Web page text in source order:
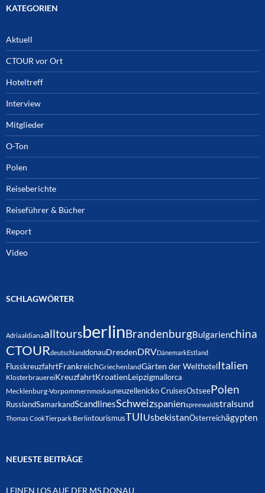
KATEGORIEN
Aktuell
CTOUR vor Ort
Hoteltreff
Interview
Mitglieder
O-Ton
Polen
Reiseberichte
Reiseführer & Bücher
Report
Video
SCHLAGWÖRTER
AdriaaldianaalltoursberlinBrandenburgBulgarienchina
CTOURdeutschlanddonauDresdenDRVDänemarkEstland
FlusskreuzfahrtFrankreichGriechenlandGärten der WelthotelItalien
KlosterbrauereiKreuzfahrtKroatienLeipzigmallorca
Mecklenburg-Vorpommernmoskauneuzellenicko CruisesOstseePolen
RusslandSamarkandScandlinesSchweizspanienspreewaldstralsund
Thomas CookTierpark BerlintourismusTUIUsbekistanÖsterreichägypten
NEUESTE BEITRÄGE
LEINEN LOS AUF DER MS DONAU